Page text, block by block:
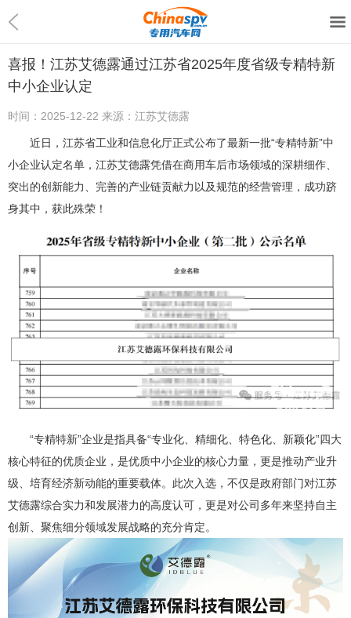
喜报！江苏艾德露通过江苏省2025年度省级专精特新
中小企业认定
时间： 2025-12-22 来源： 江苏艾德露
近日，江苏省工业和信息化厅正式公布了最新一批“专精特新”中
小企业认定名单，江苏艾德露凭借在商用车后市场领域的深耕细作、
突出的创新能力、完善的产业链贡献力以及规范的经营管理，成功跻
身其中，获此殊荣！
“专精特新”企业是指具备“专业化、精细化、特色化、新颖化”四大
核心特征的优质企业，是优质中小企业的核心力量，更是推动产业升
级、培育经济新动能的重要载体。此次入选，不仅是政府部门对江苏
艾德露综合实力和发展潜力的高度认可，更是对公司多年来坚持自主
创新、聚焦细分领域发展战略的充分肯定。